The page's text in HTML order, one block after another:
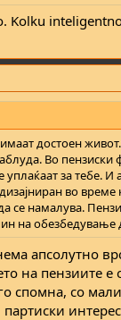
Kolku
достоен
Во
за тебе.
во
се намалува.
на обезбедување
апсолутно
на пензиите
спомна, со